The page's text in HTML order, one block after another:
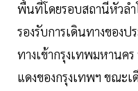
พื้นที่โดยรอบสถานีหัวล
รองรับการเดินทางของ
ทางเข้ากรุงเทพมหานค
แดงของกรุงเทพฯ ขณะ